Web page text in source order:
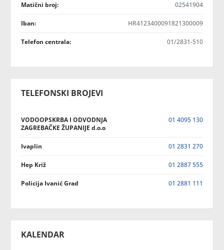
Matični broj: 02541904
Iban: HR4123400091821300009
Telefon centrala: 01/2831-510
TELEFONSKI BROJEVI
VODOOPSKRBA I ODVODNJA
ZAGREBAČKE ŽUPANIJE d.o.o
01 4095 130
Ivaplin 01 2831 270
Hep Križ 01 2887 555
Policija Ivanić Grad 01 2881 111
KALENDAR